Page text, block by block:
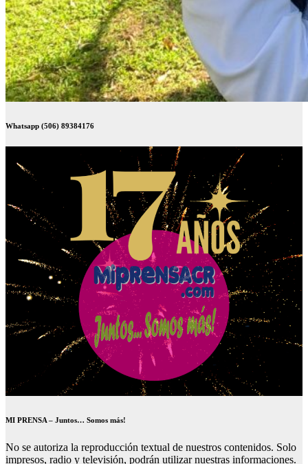
Whatsapp (506) 89384176
MI PRENSA – Juntos… Somos más!
No se autoriza la reproducción textual de nuestros contenidos. Solo
impresos, radio y televisión, podrán utilizar nuestras informaciones.